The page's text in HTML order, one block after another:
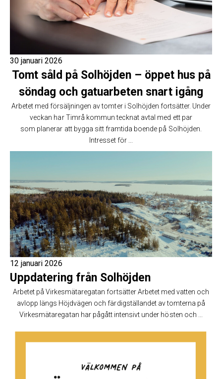
30 januari 2026
Tomt såld på Solhöjden – öppet hus på
söndag och gatuarbeten snart igång
Arbetet med försäljningen av tomter i Solhöjden fortsätter. Under
veckan har Timrå kommun tecknat avtal med ett par
som planerar att bygga sitt framtida boende på Solhöjden.
Intresset för ...
12 januari 2026
Uppdatering från Solhöjden
Arbetet på Virkesmätaregatan fortsätter Arbetet med vatten och
avlopp längs Höjdvägen och färdigställandet av tomterna på
Virkesmätaregatan har pågått intensivt under hösten och ...